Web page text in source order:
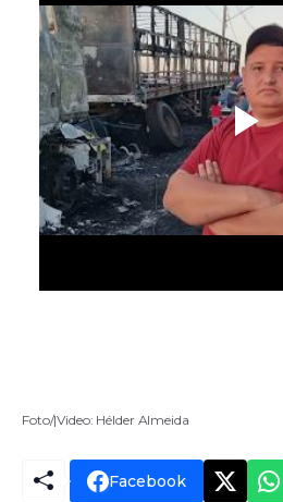
Foto/|Video: Hélder Almeida
Facebook